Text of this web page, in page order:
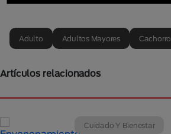
Adulto Adultos Mayores Cachorro
Artículos relacionados
Cuidado Y Bienestar